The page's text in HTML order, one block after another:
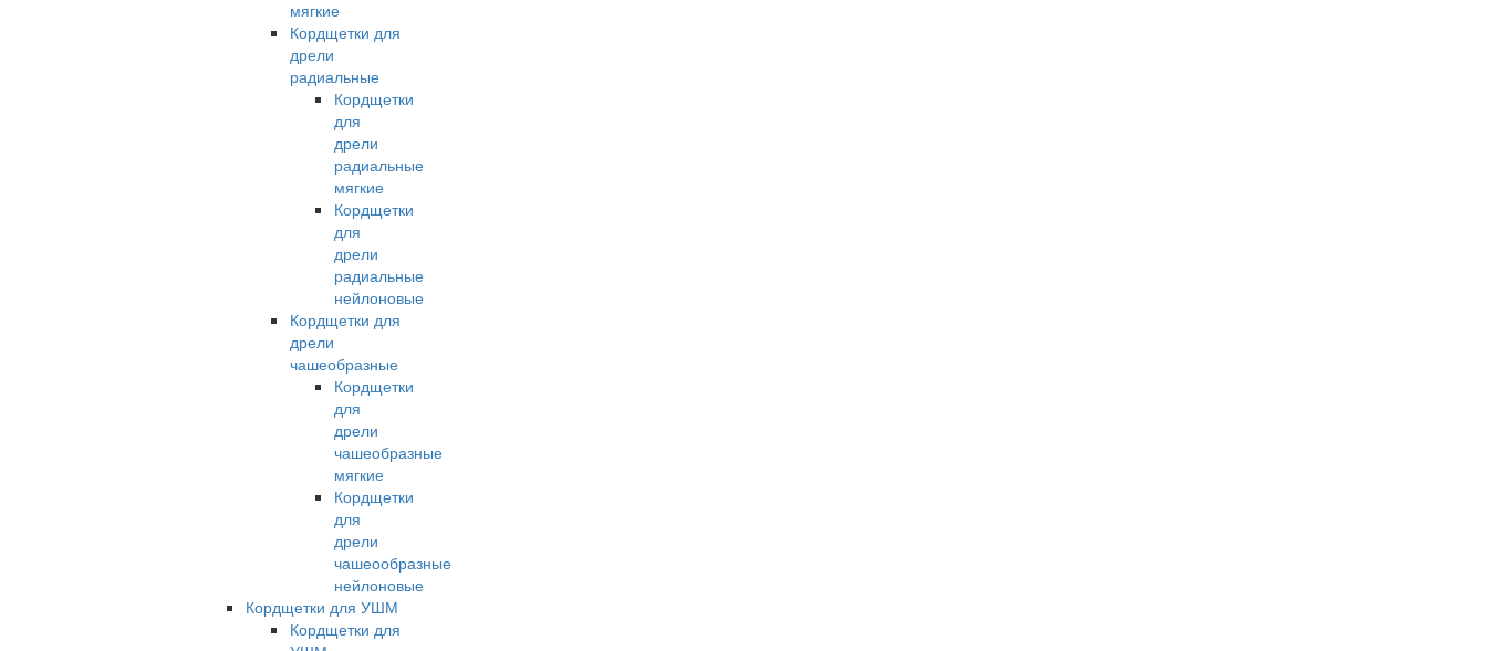
мягкие
Кордщетки для
дрели
радиальные
Кордщетки
для
дрели
радиальные
мягкие
Кордщетки
для
дрели
радиальные
нейлоновые
Кордщетки для
дрели
чашеобразные
Кордщетки
для
дрели
чашеобразные
мягкие
Кордщетки
для
дрели
чашеообразные
нейлоновые
Кордщетки для УШМ
Кордщетки для